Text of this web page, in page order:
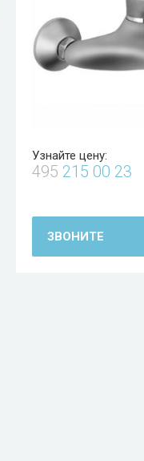
Узнайте цену:
495 215 00 23
ЗВОНИТЕ